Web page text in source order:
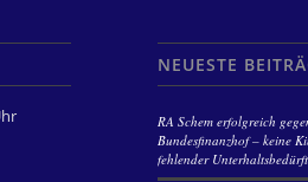
NEUESTE
RA Schem erfolgreich
Bundesfinanzhof – keine
fehlender